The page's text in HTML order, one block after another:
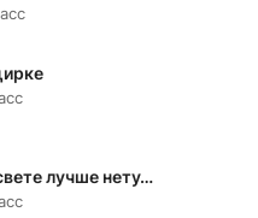
лучше нету…